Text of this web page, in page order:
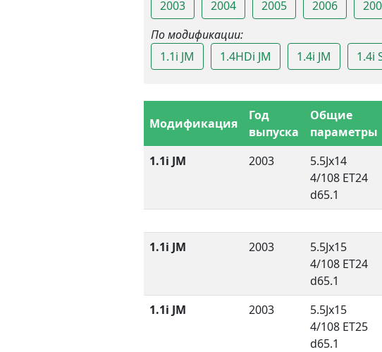
2003
2004 2005 2006
По модификации:
1.1i JM
1.4HDi JM 1.4i JM 1.4i
Модификация
Год
выпуска
Общие
параметры
1.1i JM 2003
5.5Jx14
4/108 ET24
d65.1
1.1i JM 2003
5.5Jx15
4/108 ET24
d65.1
1.1i JM 2003
5.5Jx15
4/108 ET25
d65.1